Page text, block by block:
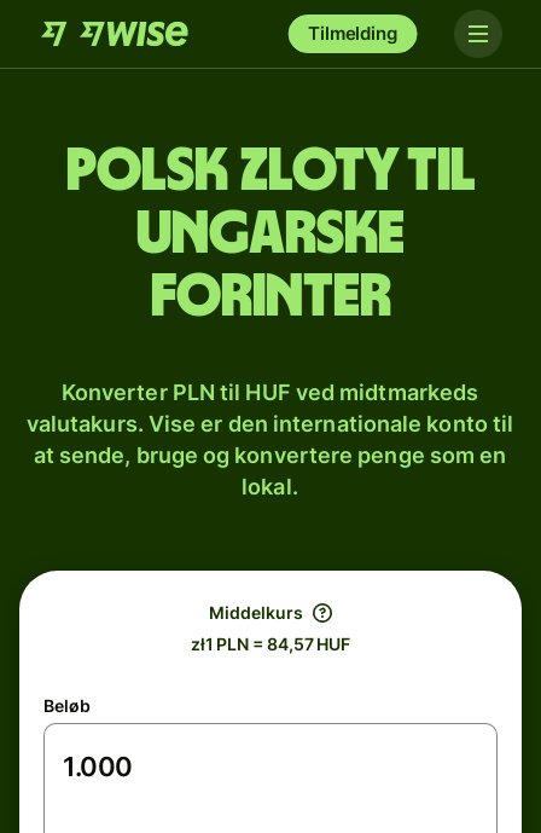
Tilmelding
Polsk zloty til
ungarske
forinter
Konverter PLN til HUF ved midtmarkeds
valutakurs. Vise er den internationale konto til
at sende, bruge og konvertere penge som en
lokal.
Middelkurs
zł1 PLN = 84,57 HUF
Beløb